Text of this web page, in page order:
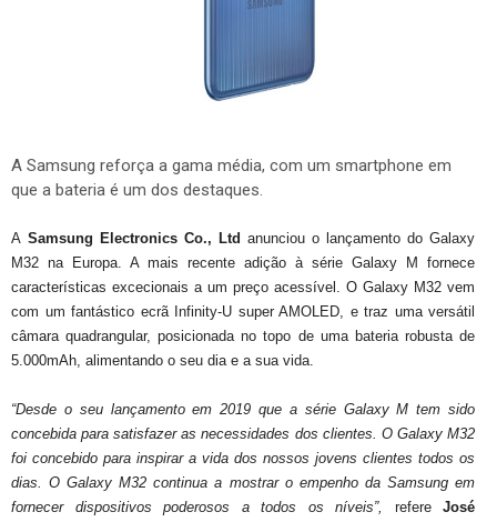
A Samsung reforça a gama média, com um smartphone em
que a bateria é um dos destaques.
A Samsung Electronics Co., Ltd anunciou o lançamento do Galaxy
M32 na Europa. A mais recente adição à série Galaxy M fornece
características excecionais a um preço acessível. O Galaxy M32 vem
com um fantástico ecrã Infinity-U super AMOLED, e traz uma versátil
câmara quadrangular, posicionada no topo de uma bateria robusta de
5.000mAh, alimentando o seu dia e a sua vida.
“Desde o seu lançamento em 2019 que a série Galaxy M tem sido
concebida para satisfazer as necessidades dos clientes. O Galaxy M32
foi concebido para inspirar a vida dos nossos jovens clientes todos os
dias. O Galaxy M32 continua a mostrar o empenho da Samsung em
fornecer dispositivos poderosos a todos os níveis”, refere José